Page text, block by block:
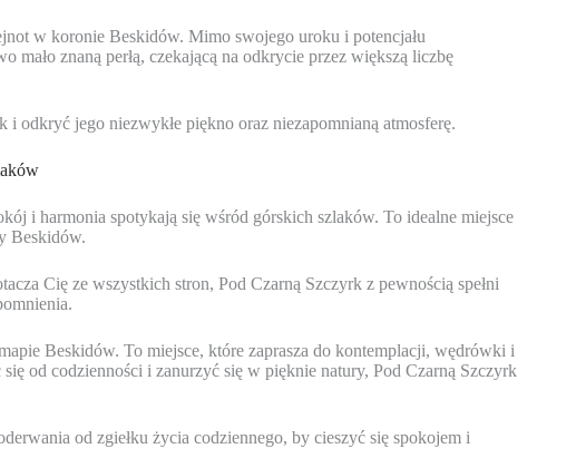
w koronie Beskidów. Mimo swojego uroku i potencjału
mało znaną perłą, czekającą na odkrycie przez większą liczbę
odkryć jego niezwykłe piękno oraz niezapomnianą atmosferę.
i harmonia spotykają się wśród górskich szlaków. To idealne miejsce
Beskidów.
Cię ze wszystkich stron, Pod Czarną Szczyrk z pewnością spełni
Beskidów. To miejsce, które zaprasza do kontemplacji, wędrówki i
od codzienności i zanurzyć się w pięknie natury, Pod Czarną Szczyrk
od zgiełku życia codziennego, by cieszyć się spokojem i